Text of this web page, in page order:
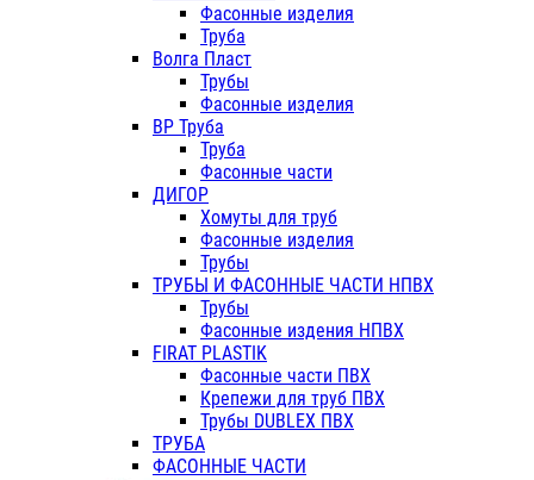
Фасонные изделия
Труба
Волга Пласт
Трубы
Фасонные изделия
ВР Труба
Труба
Фасонные части
ДИГОР
Хомуты для труб
Фасонные изделия
Трубы
ТРУБЫ И ФАСОННЫЕ ЧАСТИ НПВХ
Трубы
Фасонные издения НПВХ
FIRAT PLASTIK
Фасонные части ПВХ
Крепежи для труб ПВХ
Трубы DUBLEX ПВХ
ТРУБА
ФАСОННЫЕ ЧАСТИ